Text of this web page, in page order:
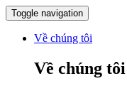
Toggle navigation
Về chúng tôi
Về chúng tôi